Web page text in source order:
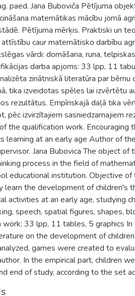
paed. Jana Buboviča Pētījuma
matemātikas mācību jomā
Pētījuma mērķis. Praktiski un
caur matemātisko darbību
vārdi: domāšana, runa,
darba apjoms: 33 lpp, 11
zinātniskā literatūra par
tika izveidotas spēles lai izvērtētu
rezultātus. Empīriskajā daļā tika
pēc izvirzītajiem sasniedzamajiem
the qualification work. Encouraging
learning at an early age Author of
Jana Bubovica The object of
process in the field of
educational institution. Objective
learn the development of children's
activities at an early age, studying
speech, spatial figures, shapes,
work: 33 lpp, 11 tables, 5 graphics
on the development of
games were created to
In the empirical part, children
end of study, according to the set